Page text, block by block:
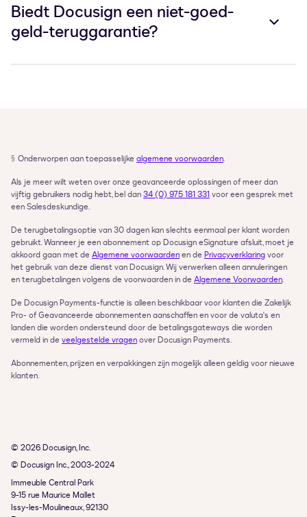
Biedt Docusign een niet-goed-
geld-teruggarantie?
§ Onderworpen aan toepasselijke algemene voorwaarden.
Als je meer wilt weten over onze geavanceerde oplossingen of meer dan
vijftig gebruikers nodig hebt, bel dan 34 (0) 975 181 331 voor een gesprek met
een Salesdeskundige.
De terugbetalingsoptie van 30 dagen kan slechts eenmaal per klant worden
gebruikt. Wanneer je een abonnement op Docusign eSignature afsluit, moet je
akkoord gaan met de Algemene voorwaarden en de Privacyverklaring voor
het gebruik van deze dienst van Docusign. Wij verwerken alleen annuleringen
en terugbetalingen volgens de voorwaarden in de Algemene Voorwaarden.
De Docusign Payments-functie is alleen beschikbaar voor klanten die Zakelijk
Pro- of Geavanceerde abonnementen aanschaffen en voor de valuta's en
landen die worden ondersteund door de betalingsgateways die worden
vermeld in de veelgestelde vragen over Docusign Payments.
Abonnementen, prijzen en verpakkingen zijn mogelijk alleen geldig voor nieuwe
klanten.
© 2026 Docusign, Inc.
© Docusign Inc., 2003-2024
Immeuble Central Park
9-15 rue Maurice Mallet
Issy-les-Moulineaux, 92130